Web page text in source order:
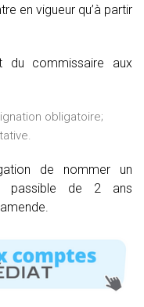
en vigueur qu’à partir
du commissaire aux
obligatoire;
de nommer un
passible de 2 ans